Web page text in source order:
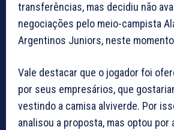
transferências, mas decidiu não
negociações pelo meio-campista
Argentinos Juniors, neste
Vale destacar que o jogador foi
por seus empresários, que
vestindo a camisa alviverde. Por
analisou a proposta, mas optou por